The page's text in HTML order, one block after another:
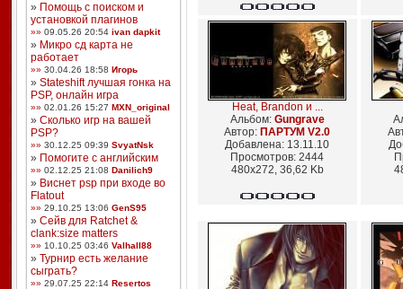
» Помощь с поиском и
установкой плагинов
»» 09.05.26 20:54 ivan dapkit
» Микро сд карта не
работает
»» 30.04.26 18:58 Игорь
» Stateshift лучшая гонка на
PSP, онлайн игра
»» 02.01.26 15:27 MXN_original
» Сколько игр на вашей
PSP?
»» 30.12.25 09:39 SvyatNsk
» Помогите с английским
»» 02.12.25 21:08 Danilich9
» Виснет psp при входе во
Flatout
»» 29.10.25 13:06 GenS95
» Сейв для Ratchet &
clank:size matters
»» 10.10.25 03:46 Valhall88
» Турнир есть желание
сыграть?
»» 29.07.25 22:14 Resertos
Heat, Brandon и ...
Альбом: Gungrave
Автор: ПАРТУМ V2.0
Добавлена: 13.11.10
Просмотров: 2444
480x272, 36,62 Kb